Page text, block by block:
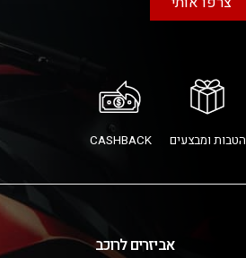
הטבות ומבצעים CASHBACK
אביזרים לרוכב